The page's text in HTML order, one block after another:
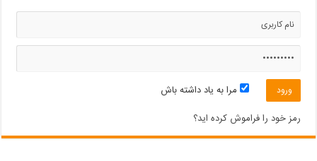
مرا به یاد داشته باش
رمز خود را فراموش کرده اید؟